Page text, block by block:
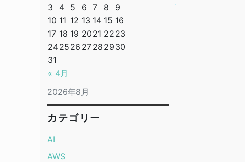
2026年8月
« 4月
3
4 5 6 7 8
9
10 11 12 13 14 15 16
17 18 19 20 21 22 23
2425 26 27 28 29 30
31
カテゴリー
AI
AWS